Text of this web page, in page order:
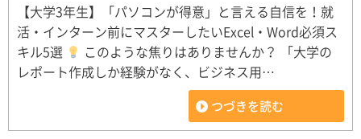
【大学3年生】「パソコンが得意」と言える自信を！就
活・インターン前にマスターしたいExcel・Word必須ス
キル5選
このような焦りはありませんか？ 「大学の
レポート作成しか経験がなく、ビジネス用…
つづきを読む